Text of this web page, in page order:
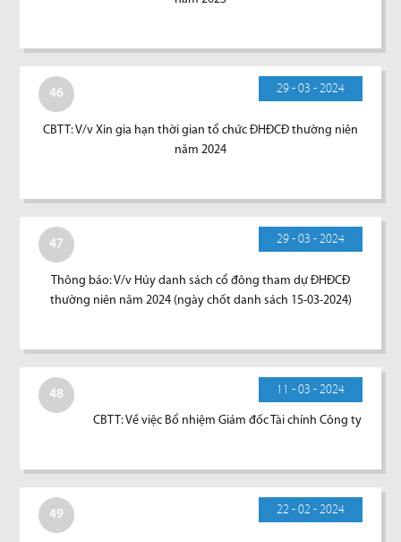
46 29 - 03 - 2024
CBTT: V/v Xin gia hạn thời gian tổ chức ĐHĐCĐ thường niên
năm 2024
47 29 - 03 - 2024
Thông báo: V/v Hủy danh sách cổ đông tham dự ĐHĐCĐ
thường niên năm 2024 (ngày chốt danh sách 15-03-2024)
48 11 - 03 - 2024
CBTT: Về việc Bổ nhiệm Giám đốc Tài chính Công ty
49 22 - 02 - 2024